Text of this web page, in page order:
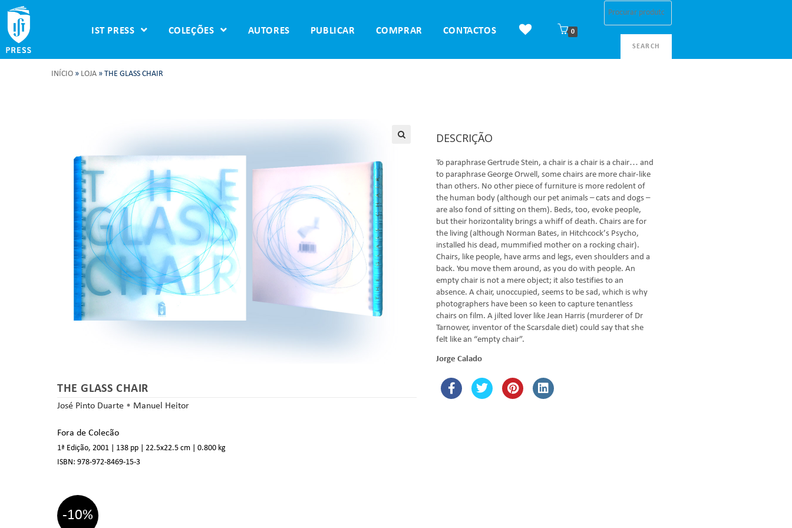
IST PRESS COLEÇÕES AUTORES PUBLICAR COMPRAR CONTACTOS 0
SEARCH
INÍCIO » LOJA » THE GLASS CHAIR
THE GLASS CHAIR
José Pinto Duarte • Manuel Heitor
Fora de Colecão
1ª Edição, 2001 | 138 pp | 22.5x22.5 cm | 0.800 kg
ISBN: 978-972-8469-15-3
-10%
DESCRIÇÃO
To paraphrase Gertrude Stein, a chair is a chair is a chair… and
to paraphrase George Orwell, some chairs are more chair-like
than others. No other piece of furniture is more redolent of
the human body (although our pet animals – cats and dogs –
are also fond of sitting on them). Beds, too, evoke people,
but their horizontality brings a whiff of death. Chairs are for
the living (although Norman Bates, in Hitchcock’s Psycho,
installed his dead, mummified mother on a rocking chair).
Chairs, like people, have arms and legs, even shoulders and a
back. You move them around, as you do with people. An
empty chair is not a mere object; it also testifies to an
absence. A chair, unoccupied, seems to be sad, which is why
photographers have been so keen to capture tenantless
chairs on film. A jilted lover like Jean Harris (murderer of Dr
Tarnower, inventor of the Scarsdale diet) could say that she
felt like an “empty chair”.
Jorge Calado